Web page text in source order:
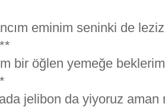
eminim seninki de
bir öğlen yemeğe
jelibon da yiyoruz